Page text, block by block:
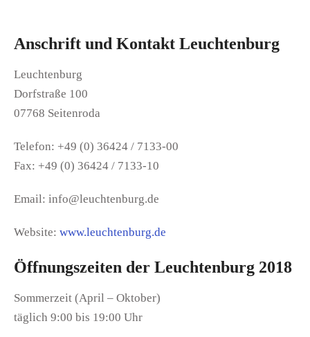
Anschrift und Kontakt Leuchtenburg
Leuchtenburg
Dorfstraße 100
07768 Seitenroda
Telefon: +49 (0) 36424 / 7133-00
Fax: +49 (0) 36424 / 7133-10
Email: info@leuchtenburg.de
Website: www.leuchtenburg.de
Öffnungszeiten der Leuchtenburg 2018
Sommerzeit (April – Oktober)
täglich 9:00 bis 19:00 Uhr